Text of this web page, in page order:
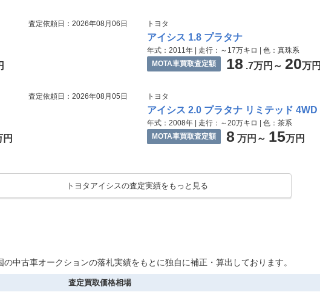
査定依頼日：2026年08月06日 トヨタ
アイシス 1.8 プラタナ
年式：2011年 | 走行：～17万キロ | 色：真珠系
MOTA車買取査定額
18 .7万円～ 20万円
査定依頼日：2026年08月05日
円
トヨタ
アイシス 2.0 プラタナ リミテッド 4WD
年式：2008年 | 走行：～20万キロ | 色：茶系
MOTA車買取査定額
8 万円～ 15万円
トヨタアイシスの査定実績をもっと見る
中古車オークションの落札実績をもとに独自に補正・算出しております。
査定買取価格相場